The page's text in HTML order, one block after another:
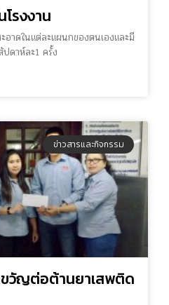
รงงาน
อาดในแต่ละแผนกของตนเองและมี
ปดาห์ละ1 ครั้ง
ข่าวสารและกิจกรรม
วัญต่อต้านยาเสพติด